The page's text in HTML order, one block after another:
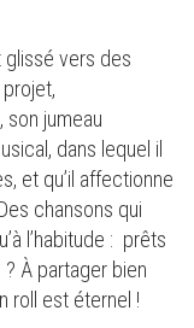
glissé vers des
son jumeau
dans lequel il
et qu’il affectionne
chansons qui
l’habitude : prêts
À partager bien
roll est éternel !